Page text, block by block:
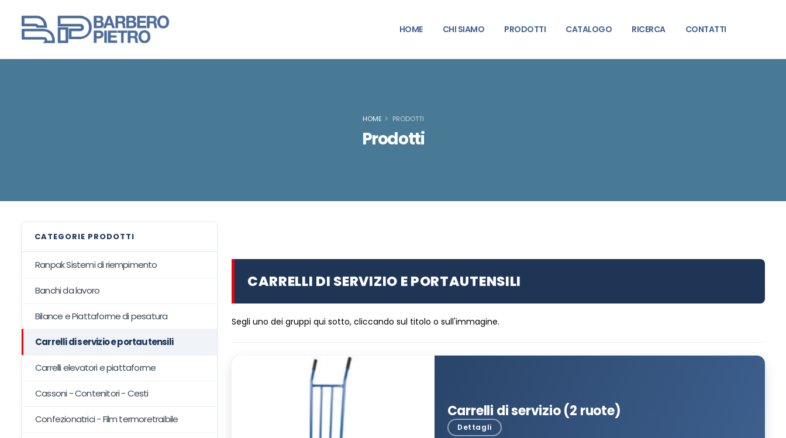
HOME CHI SIAMO PRODOTTI CATALOGO RICERCA CONTATTI
HOME PRODOTTI
Prodotti
CATEGORIE PRODOTTI
Ranpak Sistemi di riempimento
Banchi da lavoro
Bilance e Piattaforme di pesatura
Carrelli di servizio e portautensili
Carrelli elevatori e piattaforme
Cassoni - Contenitori - Cesti
Confezionatrici - Film termoretraibile
CARRELLI DI SERVIZIO E PORTAUTENSILI
Segli uno dei gruppi qui sotto, cliccando sul titolo o sull'immagine.
Carrelli di servizio (2 ruote)